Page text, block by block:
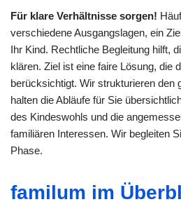
Für klare Verhältnisse sorgen!
verschiedene Ausgangslagen, ein
Ihr Kind. Rechtliche Begleitung hilft,
klären. Ziel ist eine faire Lösung, die
berücksichtigt. Wir strukturieren den
halten die Abläufe für Sie
des Kindeswohls und die
familiären Interessen. Wir begleiten
Phase.
familum im